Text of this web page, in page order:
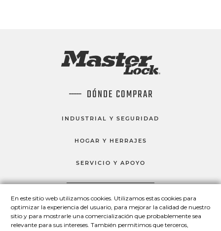
En este sitio web utilizamos cookies. Utilizamos estas cookies para
optimizar la experiencia del usuario, para mejorar la calidad de nuestro
sitio y para mostrarle una comercialización que probablemente sea
relevante para sus intereses. También permitimos que terceros,
DÓNDE COMPRAR
INDUSTRIAL Y SEGURIDAD
HOGAR Y HERRAJES
SERVICIO Y APOYO
HABLEMOS
Master Lock en Facebook
Master Lock en LinkedIn
Master Lock en Twitter
Master Lock en